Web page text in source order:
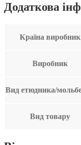
Додаткова
Країна виробник
Виробник
Вид етюдника/
Вид товару